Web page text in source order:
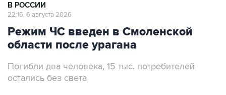
В РОССИИ
22:16, 6 августа 2026
Режим ЧС введен в Смоленской
области после урагана
Погибли два человека, 15 тыс. потребителей
остались без света